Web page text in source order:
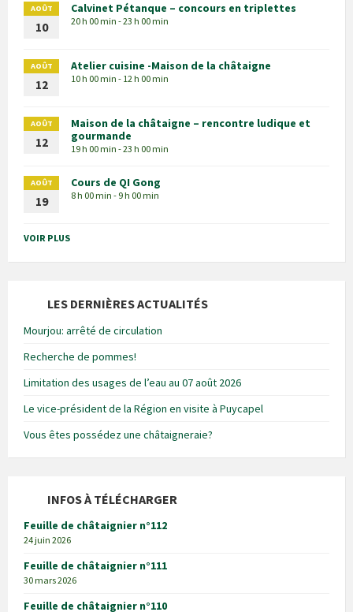
AOÛT
10
Calvinet Pétanque – concours en triplettes
20 h 00 min - 23 h 00 min
AOÛT
12
Atelier cuisine -Maison de la châtaigne
10 h 00 min - 12 h 00 min
AOÛT
12
Maison de la châtaigne – rencontre ludique et
gourmande
19 h 00 min - 23 h 00 min
AOÛT
19
Cours de QI Gong
8 h 00 min - 9 h 00 min
VOIR PLUS
LES DERNIÈRES ACTUALITÉS
Mourjou: arrêté de circulation
Recherche de pommes!
Limitation des usages de l’eau au 07 août 2026
Le vice-président de la Région en visite à Puycapel
Vous êtes possédez une châtaigneraie?
INFOS À TÉLÉCHARGER
Feuille de châtaignier n°112
24 juin 2026
Feuille de châtaignier n°111
30 mars 2026
Feuille de châtaignier n°110